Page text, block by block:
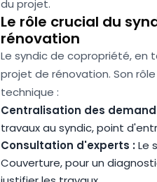
du projet.
Le rôle crucial du
rénovation
Le syndic de copropriété, en
projet de rénovation. Son
technique :
Centralisation des
travaux au syndic, point
Consultation d'experts :Le
Couverture, pour un